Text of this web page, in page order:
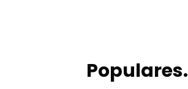
Populares.